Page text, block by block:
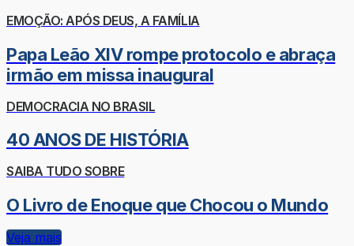
EMOÇÃO: APÓS DEUS, A FAMÍLIA
Papa Leão XIV rompe protocolo e abraça
irmão em missa inaugural
DEMOCRACIA NO BRASIL
40 ANOS DE HISTÓRIA
SAIBA TUDO SOBRE
O Livro de Enoque que Chocou o Mundo
Veja mais